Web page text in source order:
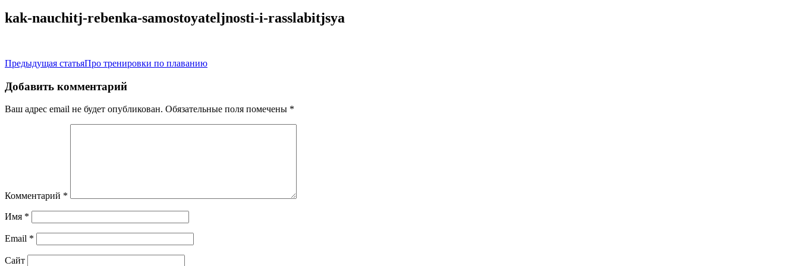
kak-nauchitj-rebenka-samostoyateljnosti-i-rasslabitjsya
Навигация
по
записям
Предыдущая статьяПро тренировки по плаванию
Добавить комментарий
Ваш адрес email не будет опубликован. Обязательные поля помечены *
Комментарий *
Имя *
Email *
Сайт